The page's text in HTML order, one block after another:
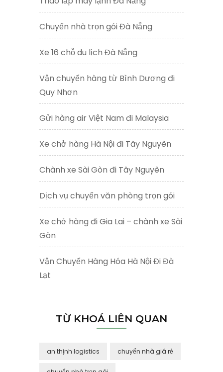
Chuyển nhà trọn gói Đà Nẵng
Xe 16 chỗ du lịch Đà Nẵng
Vận chuyển hàng từ Bình Dương đi
Quy Nhơn
Gửi hàng air Việt Nam đi Malaysia
Xe chở hàng Hà Nội đi Tây Nguyên
Chành xe Sài Gòn đi Tây Nguyên
Dịch vụ chuyển văn phòng trọn gói
Xe chở hàng đi Gia Lai – chành xe Sài
Gòn
Vận Chuyển Hàng Hóa Hà Nội Đi Đà
Lạt
TỪ KHOÁ LIÊN QUAN
an thịnh logistics chuyển nhà giá rẻ